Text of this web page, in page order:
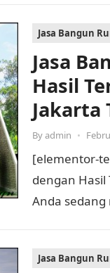
Jasa Bangun
Jasa
Hasil
Jakarta
Byadmin •
[elementor-
dengan Hasil
Anda
Jasa Bangun